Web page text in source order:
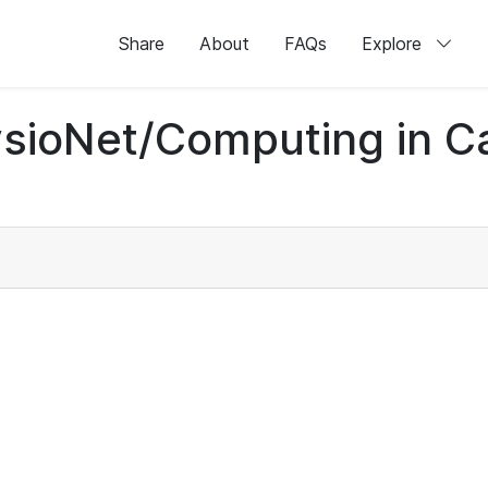
Share About FAQs Explore
Computing in